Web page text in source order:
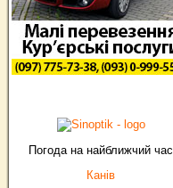
Погода на найближчий час
Канів